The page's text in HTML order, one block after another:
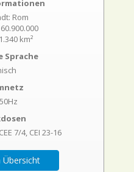
Rom
km²
CEE 7/4 CEI 23-16
Übersicht